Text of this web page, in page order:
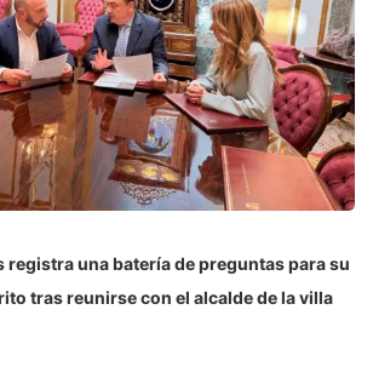
registra una batería de preguntas para su
tras reunirse con el alcalde de la villa